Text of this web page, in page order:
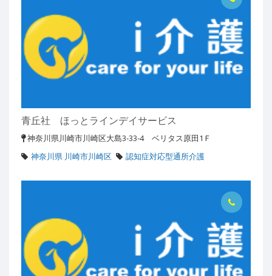
青丘社 ほっとラインデイサービス
神奈川県川崎市川崎区大島3-33-4 ベリタス原田1Ｆ
神奈川県 川崎市川崎区
認知症対応型通所介護